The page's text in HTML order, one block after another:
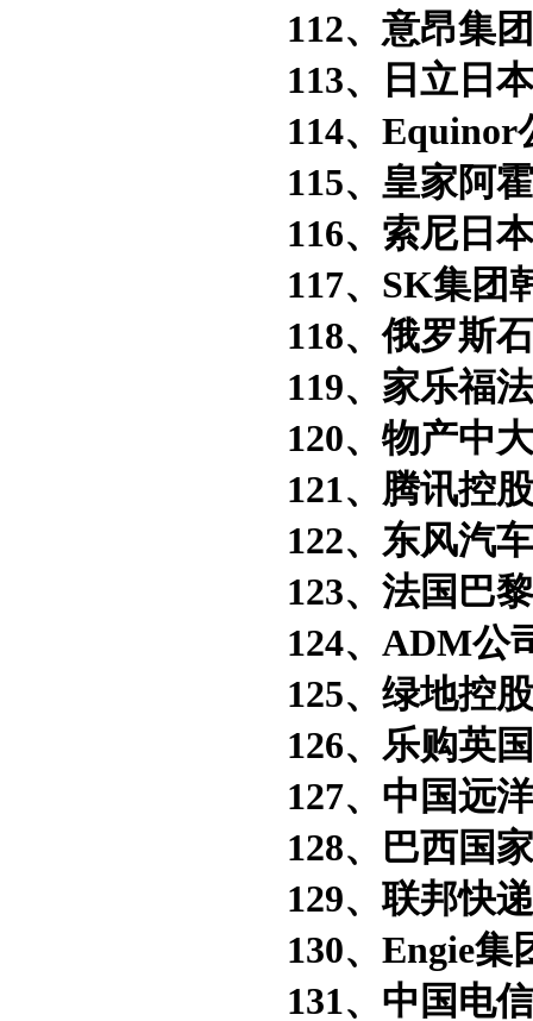
112、意昂集团
113、日立日本
114、Equinor
115、皇家阿霍
116、索尼日本
117、SK集团
118、俄罗斯石
119、家乐福
120、物产中大
121、腾讯控股
122、东风汽车
123、法国巴黎
124、ADM公
125、绿地控股
126、乐购英国
127、中国远洋
128、巴西国家
129、联邦快递
130、Engie集
131、中国电信